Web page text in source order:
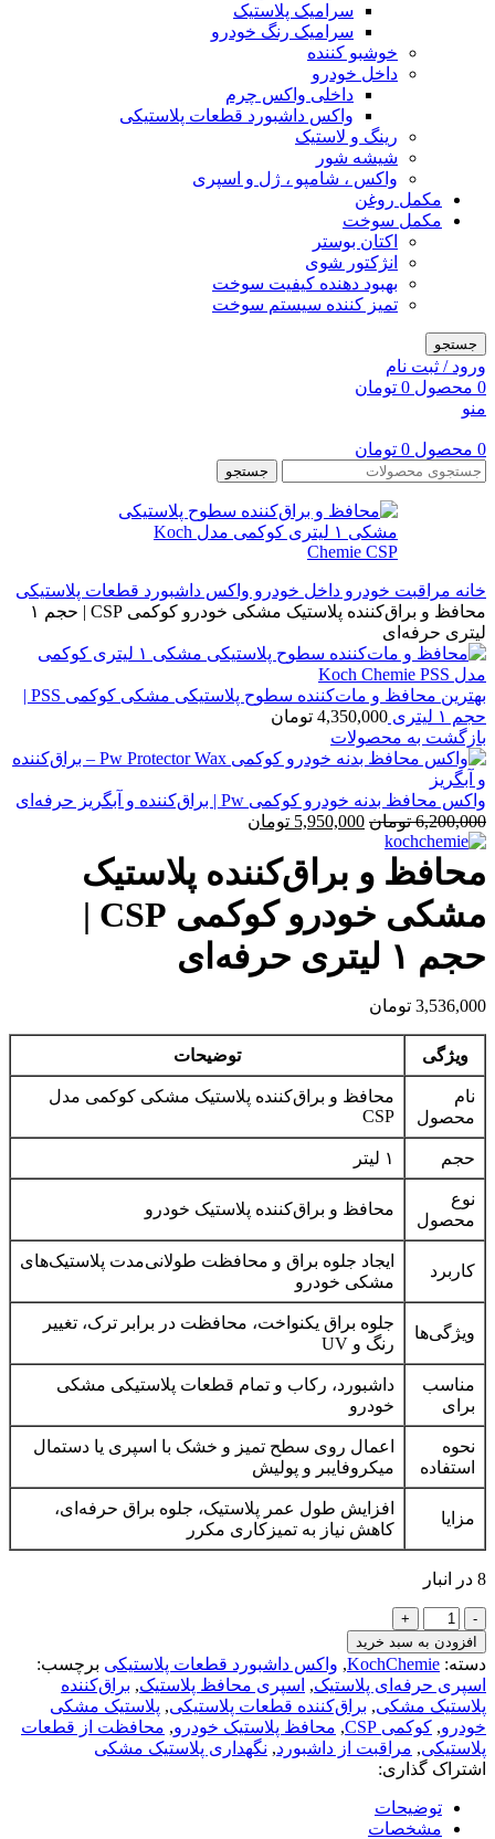
سرامیک پلاستیک
سرامیک رنگ خودرو
خوشبو کننده
داخل خودرو
داخلی واکس چرم
واکس داشبورد قطعات پلاستیکی
رینگ و لاستیک
شیشه شور
واکس ، شامپو ، ژل و اسپری
مکمل روغن
مکمل سوخت
اکتان بوستر
انژکتور شوی
بهبود دهنده کیفیت سوخت
تمیز کننده سیستم سوخت
جستجو
ورود / ثبت نام
0 محصول 0 تومان
منو
0 محصول 0 تومان
جستجو
خانه مراقبت خودرو داخل خودرو واکس داشبورد قطعات پلاستیکی
محافظ و براق‌کننده پلاستیک مشکی خودرو کوکمی CSP | حجم ۱
لیتری حرفه‌ای
بهترین محافظ و مات‌کننده سطوح پلاستیکی مشکی کوکمی PSS |
حجم ۱ لیتری
4,350,000 تومان
بازگشت به محصولات
واکس محافظ بدنه خودرو کوکمی Pw | براق‌کننده و آبگریز حرفه‌ای
6,200,000 تومان قیمت
6,200,000 تومان
بود.
5,950,000 تومان
5,950,000 تومان.
محافظ و براق‌کننده پلاستیک
مشکی خودرو کوکمی CSP |
حجم ۱ لیتری حرفه‌ای
3,536,000 تومان
ویژگی توضیحات
نام
محصول
محافظ و براق‌کننده پلاستیک مشکی کوکمی مدل
CSP
حجم ۱ لیتر
نوع
محصول
محافظ و براق‌کننده پلاستیک خودرو
کاربرد
ایجاد جلوه براق و محافظت طولانی‌مدت پلاستیک‌های
مشکی خودرو
ویژگی‌ها
جلوه براق یکنواخت، محافظت در برابر ترک، تغییر
رنگ و UV
مناسب
برای
داشبورد، رکاب و تمام قطعات پلاستیکی مشکی
خودرو
نحوه
استفاده
اعمال روی سطح تمیز و خشک با اسپری یا دستمال
میکروفایبر و پولیش
مزایا
افزایش طول عمر پلاستیک، جلوه براق حرفه‌ای،
کاهش نیاز به تمیزکاری مکرر
8 در انبار
محافظ
و
براق‌کننده
پلاستیک
مشکی
خودرو
کوکمی
CSP
|
حجم
۱
افزودن به سبد خرید
دسته: KochChemie
, واکس داشبورد قطعات پلاستیکی برچسب:
اسپری حرفه‌ای پلاستیک, اسپری محافظ پلاستیک, براق‌کننده
پلاستیک مشکی, براق‌کننده قطعات پلاستیکی, پلاستیک مشکی
خودرو, کوکمی CSP , محافظ پلاستیک خودرو, محافظت از قطعات
پلاستیکی, مراقبت از داشبورد, نگهداری پلاستیک مشکی
اشتراک گذاری:
توضیحات
مشخصات